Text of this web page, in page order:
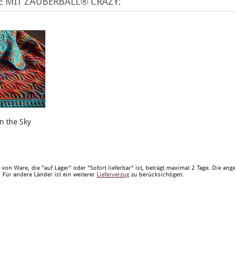
the Sky
Ware, die "auf Lager" oder "Sofort lieferbar" ist, beträgt maximal 2 Tage. Die
Für andere Länder ist ein weiterer Lieferverzug zu berücksichtigen.